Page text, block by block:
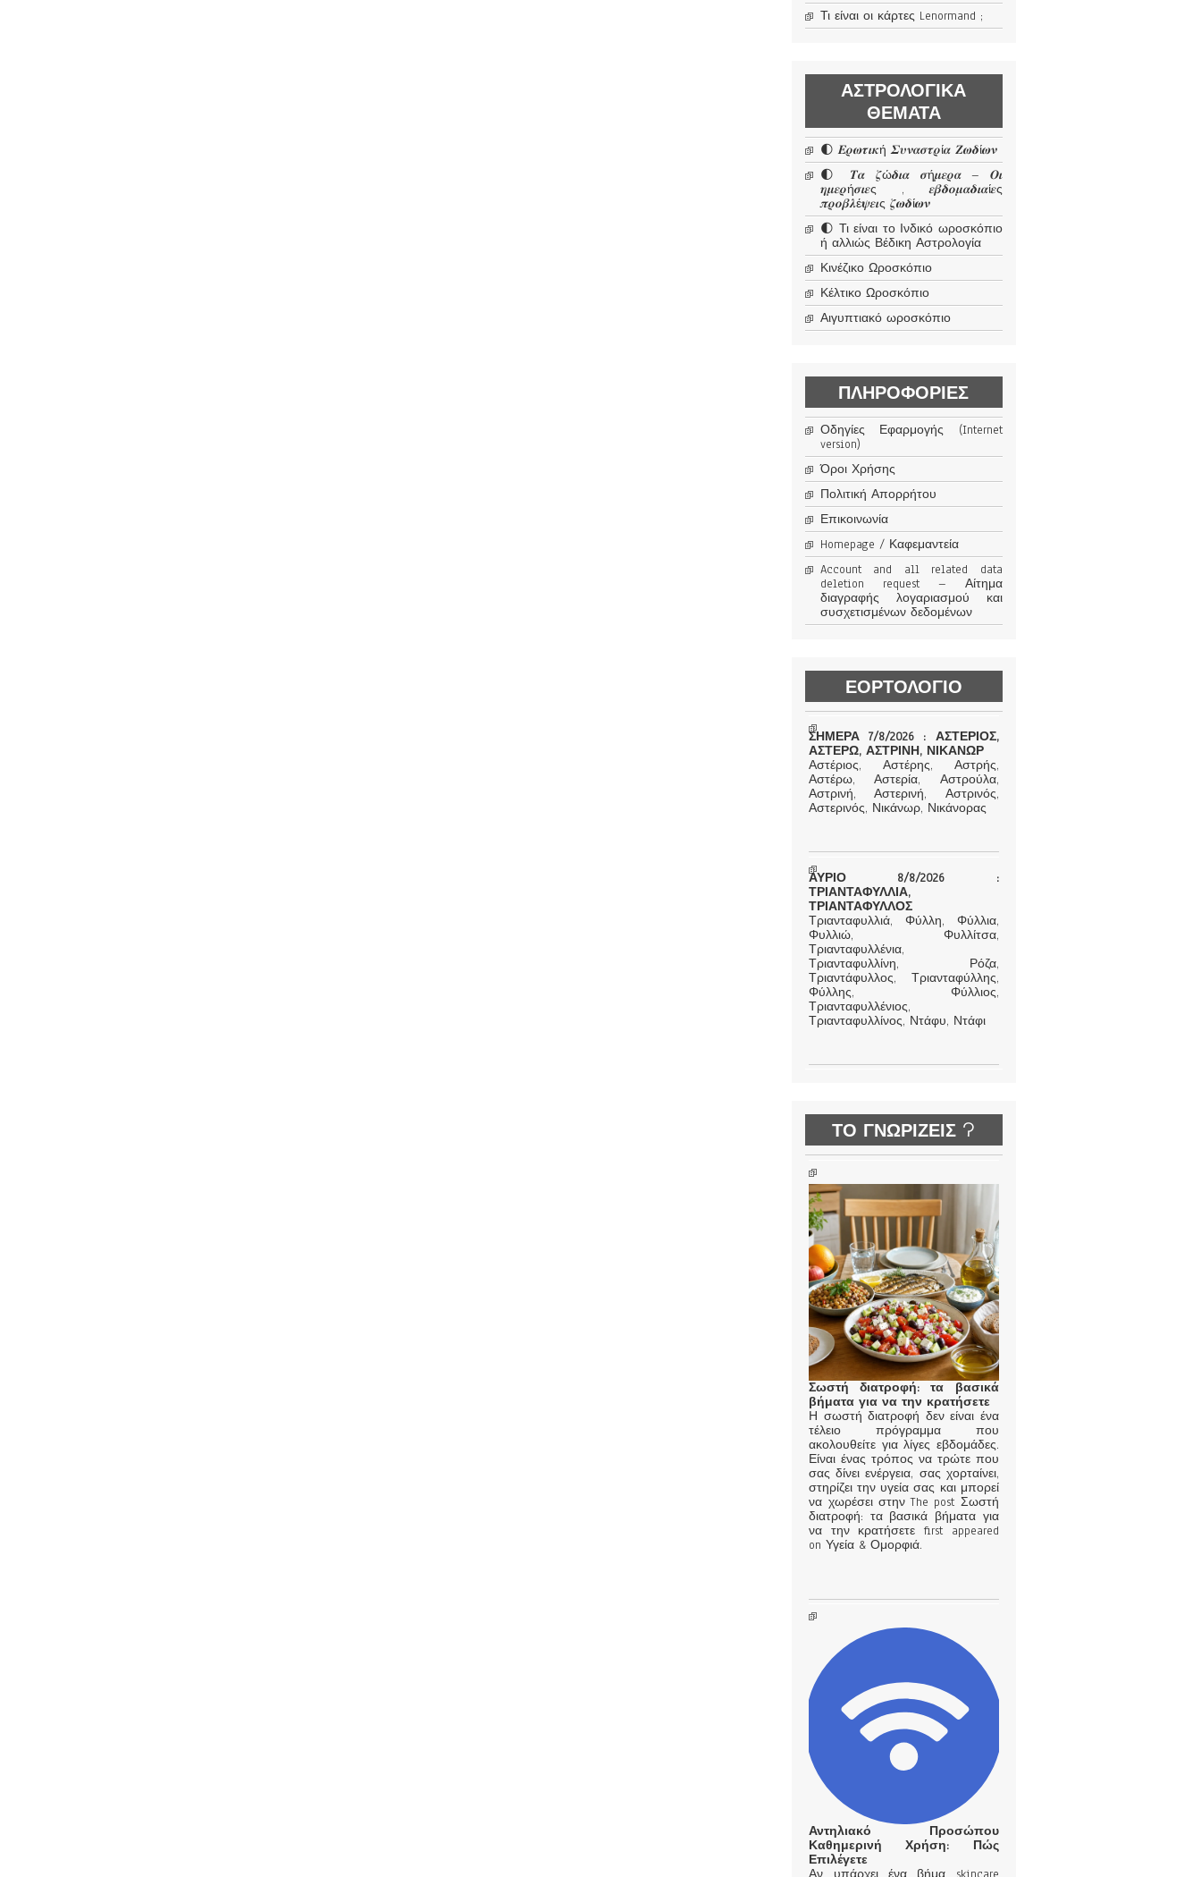
Τι είναι οι κάρτες Lenormand ;
ΑΣΤΡΟΛΟΓΙΚΆ
ΘΈΜΑΤΑ
🌓 𝜠𝝆𝝎𝝉𝜾𝜿ή 𝜮𝝊𝝂𝜶𝝈𝝉𝝆ί𝜶 𝜡𝝎𝜹ί𝝎𝝂
🌓 𝜯𝜶 𝜻ώ𝜹𝜾𝜶 𝝈ή𝝁𝜺𝝆𝜶 – 𝜪𝜾
𝜼𝝁𝜺𝝆ή𝝈𝜾𝜺ς , 𝜺𝜷𝜹𝝄𝝁𝜶𝜹𝜾𝜶ί𝜺ς
𝝅𝝆𝝄𝜷𝝀έ𝝍𝜺𝜾ς 𝜻𝝎𝜹ί𝝎𝝂
🌓 Τι είναι το Ινδικό ωροσκόπιο
ή αλλιώς Βέδικη Αστρολογία
Κινέζικο Ωροσκόπιο
Κέλτικο Ωροσκόπιο
Αιγυπτιακό ωροσκόπιο
ΠΛΗΡΟΦΟΡΊΕΣ
Οδηγίες Εφαρμογής (Internet
version)
Όροι Χρήσης
Πολιτική Απορρήτου
Επικοινωνία
Homepage / Καφεμαντεία
Account and all related data
deletion request – Αίτημα
διαγραφής λογαριασμού και
συσχετισμένων δεδομένων
ΕΟΡΤΟΛΟΓΙΟ
ΣΗΜΕΡΑ 7/8/2026 : ΑΣΤΕΡΙΟΣ,
ΑΣΤΕΡΩ, ΑΣΤΡΙΝΗ, ΝΙΚΑΝΩΡ
Αστέριος, Αστέρης, Αστρής,
Αστέρω, Αστερία, Αστρούλα,
Αστρινή, Αστερινή, Αστρινός,
Αστερινός, Νικάνωρ, Νικάνορας
ΑΥΡΙΟ 8/8/2026 :
ΤΡΙΑΝΤΑΦΥΛΛΙΑ,
ΤΡΙΑΝΤΑΦΥΛΛΟΣ
Τριανταφυλλιά, Φύλλη, Φύλλια,
Φυλλιώ, Φυλλίτσα,
Τριανταφυλλένια,
Τριανταφυλλίνη, Ρόζα,
Τριαντάφυλλος, Τριανταφύλλης,
Φύλλης, Φύλλιος,
Τριανταφυλλένιος,
Τριανταφυλλίνος, Ντάφυ, Ντάφι
ΤΟ ΓΝΩΡΙΖΕΙΣ ?
Σωστή διατροφή: τα βασικά
βήματα για να την κρατήσετε
Η σωστή διατροφή δεν είναι ένα
τέλειο πρόγραμμα που
ακολουθείτε για λίγες εβδομάδες.
Είναι ένας τρόπος να τρώτε που
σας δίνει ενέργεια, σας χορταίνει,
στηρίζει την υγεία σας και μπορεί
να χωρέσει στην The post Σωστή
διατροφή: τα βασικά βήματα για
να την κρατήσετε first appeared
on Υγεία & Ομορφιά.
Αντηλιακό Προσώπου
Καθημερινή Χρήση: Πώς
Επιλέγετε